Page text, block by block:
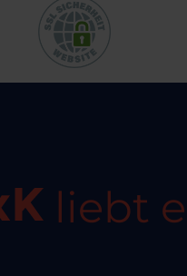
liebt